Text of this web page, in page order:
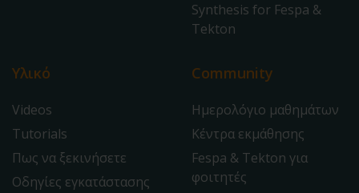
Synthesis for Fespa &
Tekton
Υλικό
Videos
Tutorials
Πως να ξεκινήσετε
Οδηγίες εγκατάστασης
Community
Ημερολόγιο μαθημάτων
Κέντρα εκμάθησης
Fespa & Tekton για
φοιτητές